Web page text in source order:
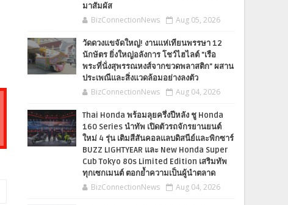
มาสัมผัส
BizConnectionNews Aug 05, 2026
วัดดวงแขจัดใหญ่! งานแห่เทียนพรรษา 12
นักษัตร ยิ่งใหญ่อลังการ โชว์ไฮไลต์ "เรือ
พระที่นั่งสุพรรณหงส์จากขวดพลาสติก" ผสาน
ประเพณีและสิ่งแวดล้อมอย่างลงตัว
BizConnectionNews Aug 04, 2026
Thai Honda พร้อมลุยครึ่งปีหลัง ชู Honda
160 Series นำทัพ เปิดตัวรถจักรยานยนต์
ใหม่ 4 รุ่น เติมสีสันคอลแลบดิสนีย์และพิกซาร์
BUZZ LIGHTYEAR และ New Honda Super
Cub Tokyo 80s Limited Edition เสริมทัพ
ทุกเซกเมนต์ ตอกย้ำความเป็นผู้นำตลาด
BizConnectionNews Aug 04, 2026